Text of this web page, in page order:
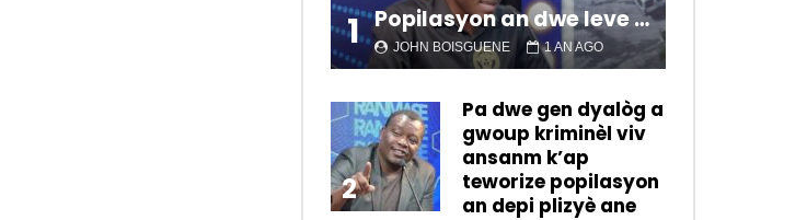
1 Popilasyon an dwe leve kanpe pou chanje sitiyasyon kawotik l’ap viv nan peyi a.
JOHN BOISGUENE 1 AN AGO
2
Pa dwe gen dyalòg a
gwoup kriminèl viv
ansanm k’ap
teworize popilasyon
an depi plizyè ane